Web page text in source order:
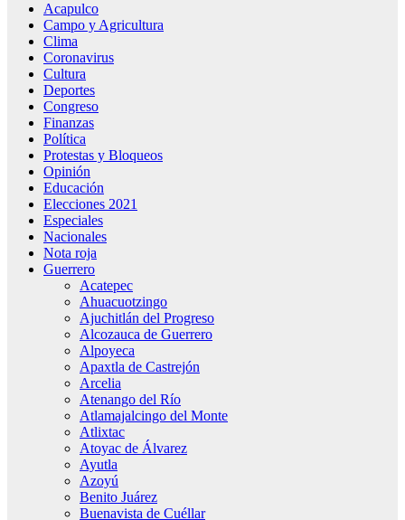
Acapulco
Campo y Agricultura
Clima
Coronavirus
Cultura
Deportes
Congreso
Finanzas
Política
Protestas y Bloqueos
Opinión
Educación
Elecciones 2021
Especiales
Nacionales
Nota roja
Guerrero
Acatepec
Ahuacuotzingo
Ajuchitlán del Progreso
Alcozauca de Guerrero
Alpoyeca
Apaxtla de Castrejón
Arcelia
Atenango del Río
Atlamajalcingo del Monte
Atlixtac
Atoyac de Álvarez
Ayutla
Azoyú
Benito Juárez
Buenavista de Cuéllar